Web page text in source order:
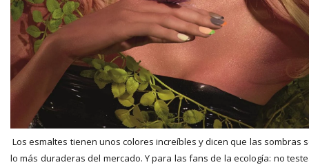
Los esmaltes tienen unos colores increíbles y dicen que las sombras
lo más duraderas del mercado. Y para las fans de la ecología: no